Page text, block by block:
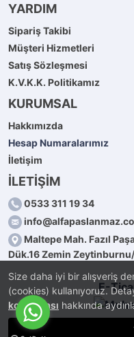
Size daha iyi bir alışveriş
(cookies) kullanıyoruz.
korunması hakkında
YARDIM
Sipariş Takibi
Müşteri Hizmetleri
Satış Sözleşmesi
K.V.K.K. Politikamız
KURUMSAL
Hakkımızda
Hesap Numaralarımız
İletişim
İLETİŞİM
0533 311 19 34
Maltepe Mah. Fazıl
Dük.16 Zemin
E-